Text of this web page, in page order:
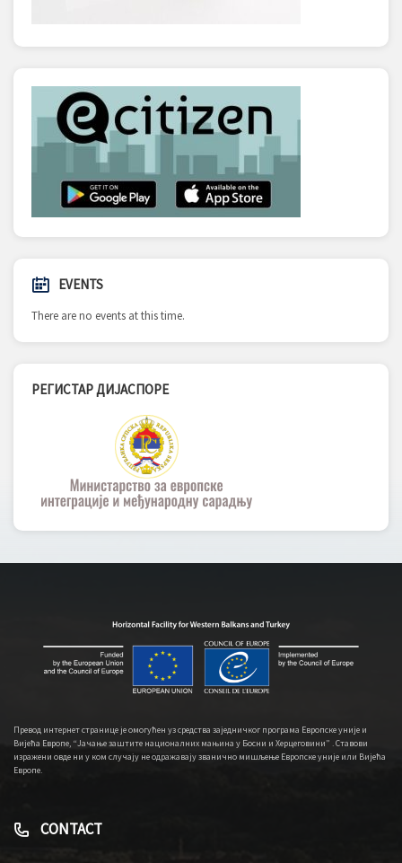
EVENTS
There are no events at this time.
РЕГИСТАР ДИЈАСПОРЕ
Превод интернет странице је омогућен уз средства заједничког програма Европске уније и
Вијећа Европе, “Јачање заштите националних мањина у Босни и Херцеговини” . Ставови
изражени овде ни у ком случају не одражавају званично мишљење Европске уније или Вијећа
Европе.
CONTACT